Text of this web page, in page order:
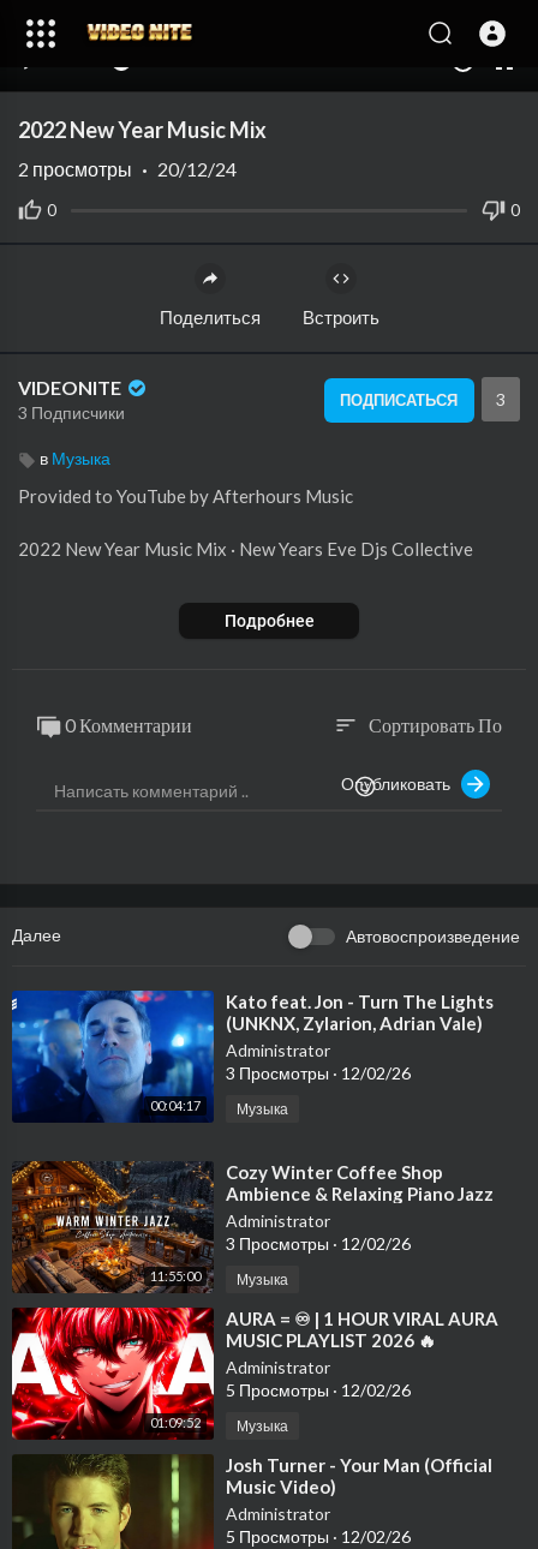
2022 New Year Music Mix
0 0
2 просмотры · 20/12/24
Поделиться Встроить
VIDEONITE
3 Подписчики
ПОДПИСАТЬСЯ 3
в Музыка
Provided to YouTube by Afterhours Music
2022 New Year Music Mix · New Years Eve Djs Collective
2022 New Year Motivation Mix for Workout: Clean Pop EDM
/ House for Cardio & Training
Released on: 2021-12-29
Auto-generated by YouTube.
Подробнее
0 Комментарии sort Сортировать По
Опубликовать
Далее Автовоспроизведение
00:04:17
⁣Kato feat. Jon - Turn The Lights
(UNKNX, Zylarion, Adrian Vale)
TRANCE COVER | Elite Trance
Music
Administrator
3 Просмотры · 12/02/26
Музыка
11:55:00
⁣Cozy Winter Coffee Shop
Ambience & Relaxing Piano Jazz
Music to Study ⛄ Warm Jazz
Instrumental M
Administrator
3 Просмотры · 12/02/26
Музыка
01:09:52
⁣AURA = ♾️ | 1 HOUR VIRAL AURA
MUSIC PLAYLIST 2026 🔥
TRENDING PHONK HITS
Administrator
5 Просмотры · 12/02/26
Музыка
⁣Josh Turner - Your Man (Official
Music Video)
Administrator
5 Просмотры · 12/02/26